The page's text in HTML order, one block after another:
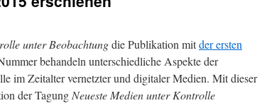
unter Beobachtungdie Publikation mitder ersten
behandeln unterschiedliche Aspekte der
im Zeitalter vernetzter und digitaler Medien. Mit dieser
der Tagung Neueste Medien unter Kontrolle